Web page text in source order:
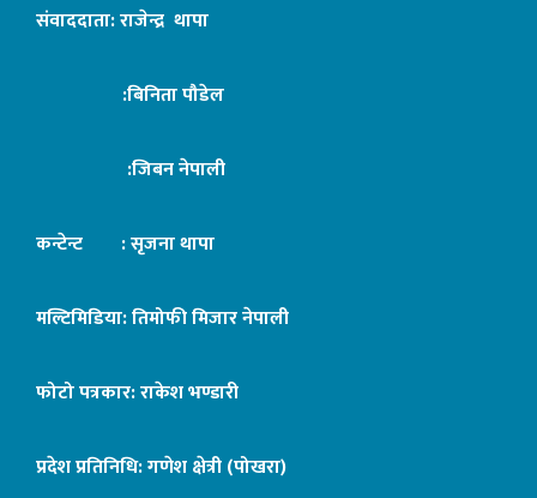
संवाददाता: राजेन्द्र थापा
:बिनिता पौडेल
:जिबन नेपाली
कन्टेन्ट : सृजना थापा
मल्टिमिडिया: तिमोफी मिजार नेपाली
फोटो पत्रकार: राकेश भण्डारी
प्रदेश प्रतिनिधि: गणेश क्षेत्री (पोखरा)